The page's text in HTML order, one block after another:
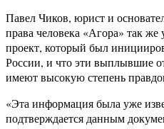
Павел Чиков, юрист и
права человека «Агора» так
проект, который был
России, и что эти выплывшие
имеют высокую степень
«Эта информация была уже
подтверждается данным